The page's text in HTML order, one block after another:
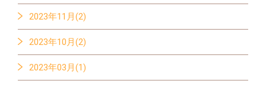
2023年11月(2)
2023年10月(2)
2023年03月(1)